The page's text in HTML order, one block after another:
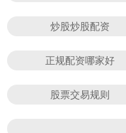
炒股炒股配资
正规配资哪家好
股票交易规则